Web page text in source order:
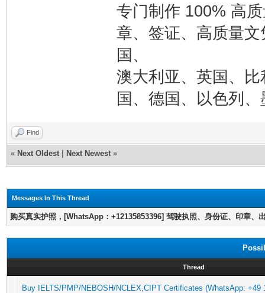
专门制作 100% 高
章、签证、高质量
国、
澳大利亚、英国、
国、德国、以色列
Find
« Next Oldest Next Newest »
Messages In This Thread
购买真实护照，[WhatsApp：+12135853396] 驾驶执照、身份证、印章、
Thread
Buy IELTS/PMP/NEBOSH/NCLEX,CIPT Certificates (WhatsApp: +49